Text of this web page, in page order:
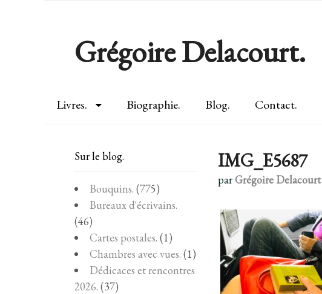
Grégoire Delacourt.
Livres. Biographie. Blog. Contact.
IMG_E5687
parGrégoire Delacourt
Sur le blog.
Bouquins. (775)
Bureaux d'écrivains.
(46)
Cartes postales. (1)
Chambres avec vues. (1)
Dédicaces et rencontres
2026. (37)